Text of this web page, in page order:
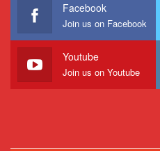
Facebook
Join us on Facebook
Youtube
Join us on Youtube